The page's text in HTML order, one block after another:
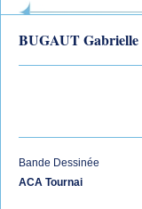
BUGAUT Gabrielle
Bande Dessinée
ACA Tournai